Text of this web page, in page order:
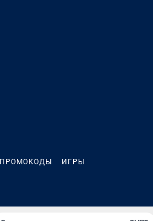
ПРОМОКОДЫ ИГРЫ